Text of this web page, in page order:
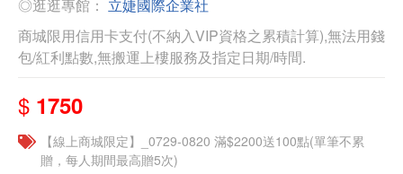
◎逛逛專館： 立婕國際企業社
商城限用信用卡支付(不納入VIP資格之累積計算),無法用錢
包/紅利點數,無搬運上樓服務及指定日期/時間.
$ 1750
【線上商城限定】_0729-0820 滿$2200送100點(單筆不累
贈，每人期間最高贈5次)